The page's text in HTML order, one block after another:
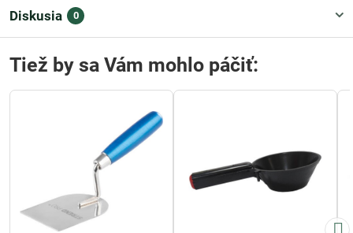
Diskusia 0
Tiež by sa Vám mohlo páčiť: